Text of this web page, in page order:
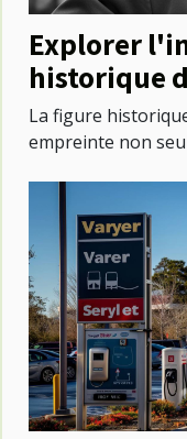
Explorer
historique
l'évolution
La figure
empreinte non